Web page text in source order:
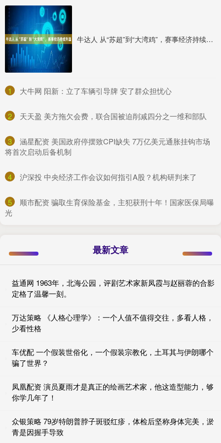
牛达人 从“苏超”到“大湾鸡”，赛事经济持续升温
1 ​大牛网 阳新：立了车辆引导牌 安了群众担忧心
2 ​天天盈 美方拖欠会费，联合国被迫削减四分之一维和部队
3
​涵星配资 美国政府停摆致CPI缺失 7万亿美元通胀挂钩市场
将首次启动后备机制
4 ​沪深投 中央经济工作会议如何指引A股？机构研判来了
5
​顺市配资 骗取生育保险基金，主犯获刑十年！国家医保局曝
光
最新文章
益通网 1963年，北海公园，评剧艺术家新凤霞与赵丽蓉的合影
定格了温馨一刻。
万达策略 《人格心理学》：一个人值不值得交往，多看人格，
少看性格
车优配 一个假装世俗化，一个假装宗教化，土耳其与伊朗哪个
骗了世界？
凤凰配资 演员夏雨才是真正的绘画艺术家，他这造型能力，够
你学几年了！
众银策略 79岁特朗普脖子斑驳红疹，体检后坚称身体完美，淤
青是因握手导致